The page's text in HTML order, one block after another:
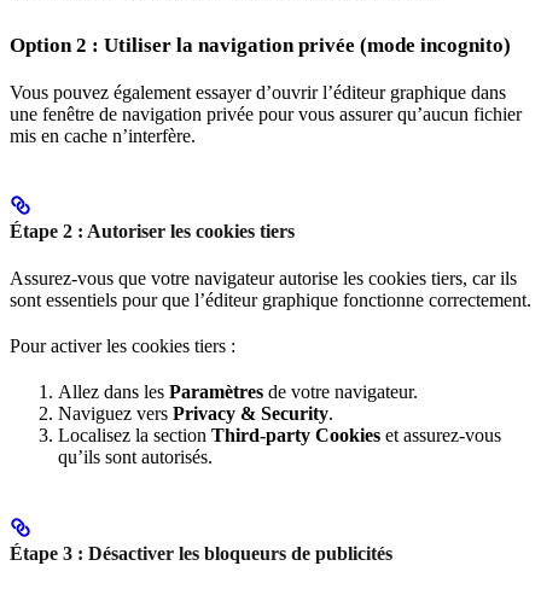
Option 2 : Utiliser la navigation privée (mode incognito)
Vous pouvez également essayer d’ouvrir l’éditeur graphique dans
une fenêtre de navigation privée pour vous assurer qu’aucun fichier
mis en cache n’interfère.
Étape 2 : Autoriser les cookies tiers
Assurez-vous que votre navigateur autorise les cookies tiers, car ils
sont essentiels pour que l’éditeur graphique fonctionne correctement.
Pour activer les cookies tiers :
Allez dans les Paramètres de votre navigateur.
Naviguez vers Privacy & Security.
Localisez la section Third-party Cookies et assurez-vous
qu’ils sont autorisés.
Étape 3 : Désactiver les bloqueurs de publicités